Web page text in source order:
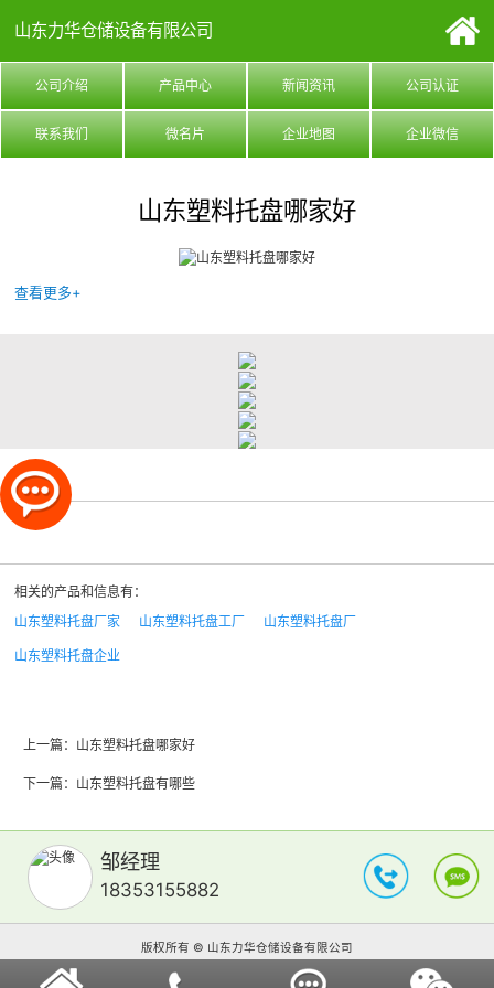
山东力华仓储设备有限公司
公司介绍 产品中心 新闻资讯 公司认证
联系我们 微名片 企业地图 企业微信
山东塑料托盘哪家好
查看更多+
相关的产品和信息有：
山东塑料托盘厂家
山东塑料托盘工厂 山东塑料托盘厂
山东塑料托盘企业
上一篇： 山东塑料托盘哪家好
下一篇： 山东塑料托盘有哪些
邹经理
18353155882
版权所有 © 山东力华仓储设备有限公司